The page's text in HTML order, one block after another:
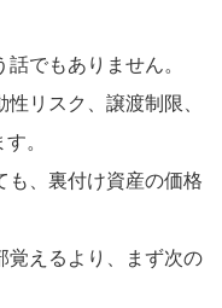
でもありません。
リスク、譲渡制限、
。
も、裏付け資産の価格
覚えるより、まず次の